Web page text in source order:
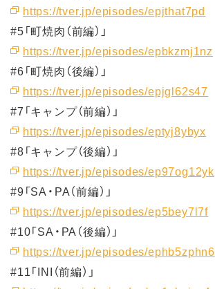
https://tver.jp/episodes/epjthat7pd
#5「町焼肉（前編）」
https://tver.jp/episodes/epbkzmj1nz
#6「町焼肉（後編）」
https://tver.jp/episodes/epjgl62s47
#7「キャンプ（前編）」
https://tver.jp/episodes/eptyj8ybyx
#8「キャンプ（後編）」
https://tver.jp/episodes/ep97og12yk
#9「SA・PA（前編）」
https://tver.jp/episodes/ep5bey7l7f
#10「SA・PA（後編）」
https://tver.jp/episodes/ephb5zphn6
#11「INI（前編）」